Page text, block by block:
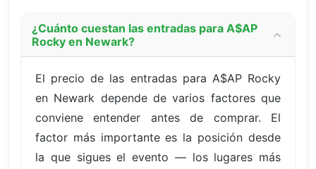
¿Cuánto cuestan las entradas para A$AP
Rocky en Newark?
El precio de las entradas para A$AP Rocky
en Newark depende de varios factores que
conviene entender antes de comprar. El
factor más importante es la posición desde
la que sigues el evento — los lugares más